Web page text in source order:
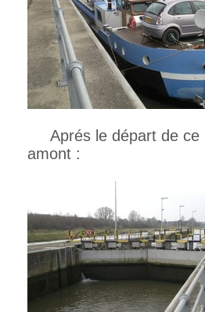
Aprés le départ de ce
amont :